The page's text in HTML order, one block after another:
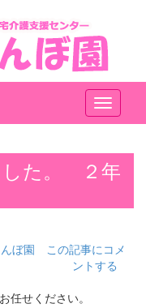
メ
ニ
ー
した。 ２年
ぼ園
この記事にコメ
ントする
任せください。